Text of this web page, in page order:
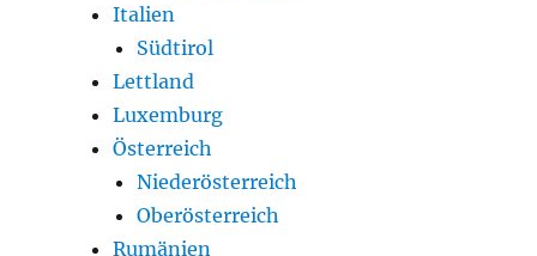
Italien
Südtirol
Lettland
Luxemburg
Österreich
Niederösterreich
Oberösterreich
Rumänien